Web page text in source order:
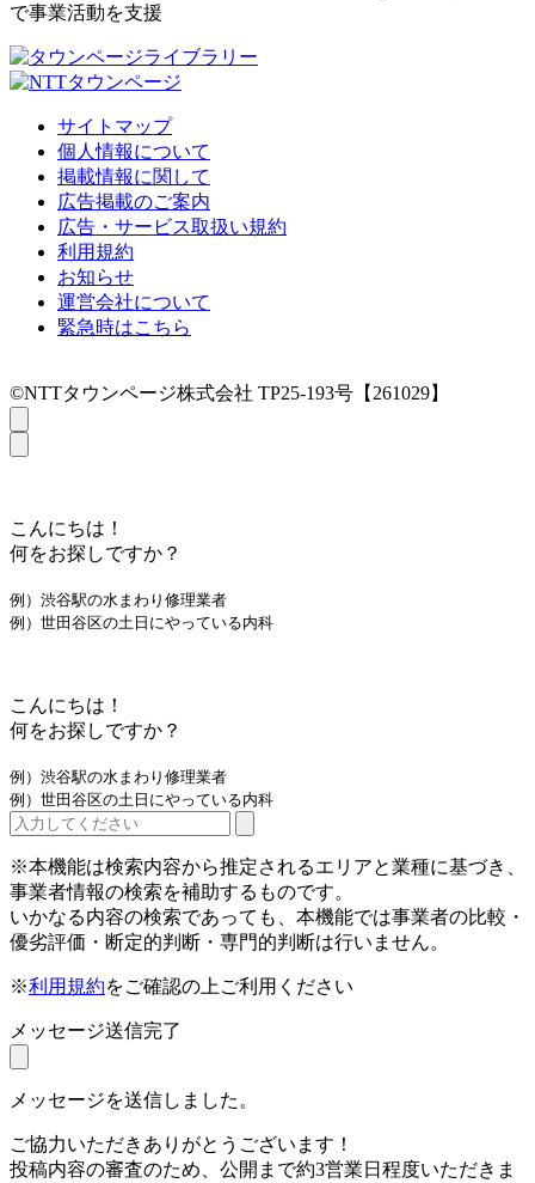
で事業活動を支援
サイトマップ
個人情報について
掲載情報に関して
広告掲載のご案内
広告・サービス取扱い規約
利用規約
お知らせ
運営会社について
緊急時はこちら
©NTTタウンページ株式会社 TP25-193号【261029】
こんにちは！
何をお探しですか？
例）渋谷駅の水まわり修理業者
例）世田谷区の土日にやっている内科
こんにちは！
何をお探しですか？
例）渋谷駅の水まわり修理業者
例）世田谷区の土日にやっている内科
※本機能は検索内容から推定されるエリアと業種に基づき、
事業者情報の検索を補助するものです。
いかなる内容の検索であっても、本機能では事業者の比較・
優劣評価・断定的判断・専門的判断は行いません。
※利用規約をご確認の上ご利用ください
メッセージ送信完了
メッセージを送信しました。
ご協力いただきありがとうございます！
投稿内容の審査のため、公開まで約3営業日程度いただきま